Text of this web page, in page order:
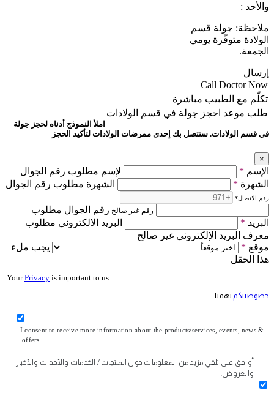
والأحد :
ملاحظة: جولة قسم
الولادة متوفّرة يومي
الجمعة.
إرسال
Call Doctor Now
تكلّم مع الطبيب مباشرة
طلب موعد احجز جولة في قسم الولادات
املأ النموذج أدناه لحجز جولة
في قسم الولادات. ستتصل بك إحدى ممرضات الولادات لتأكيد الحجز
×
الإسم *
لإسم مطلوب رقم الجوال
الشهرة * الشهرة مطلوب رقم الجوال
رقم الاتصال*
رقم غير صالح رقم الجوال مطلوب
البريد *
البريد الالكتروني مطلوب
معرف البريد الإلكتروني غير صالح
موقع *
يجب ملء
هذا الحقل
YourPrivacy is important to us.
خصوصيتكم تهمنا
I consent to receive more information about the products/services, events, news &
offers.
أوافق على تلقي مزيد من المعلومات حول المنتجات / الخدمات والأحداث والأخبار
والعروض.